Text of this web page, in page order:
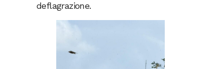
deflagrazione.